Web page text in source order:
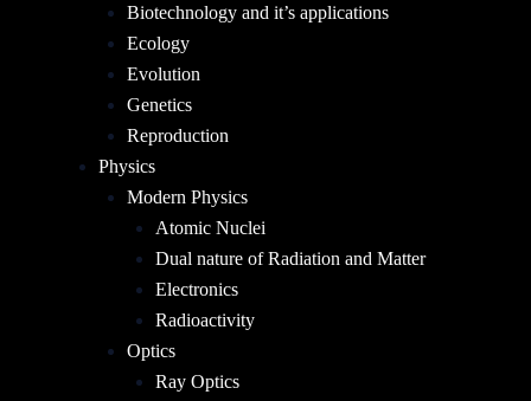
Biotechnology and it’s applications
Ecology
Evolution
Genetics
Reproduction
Physics
Modern Physics
Atomic Nuclei
Dual nature of Radiation and Matter
Electronics
Radioactivity
Optics
Ray Optics